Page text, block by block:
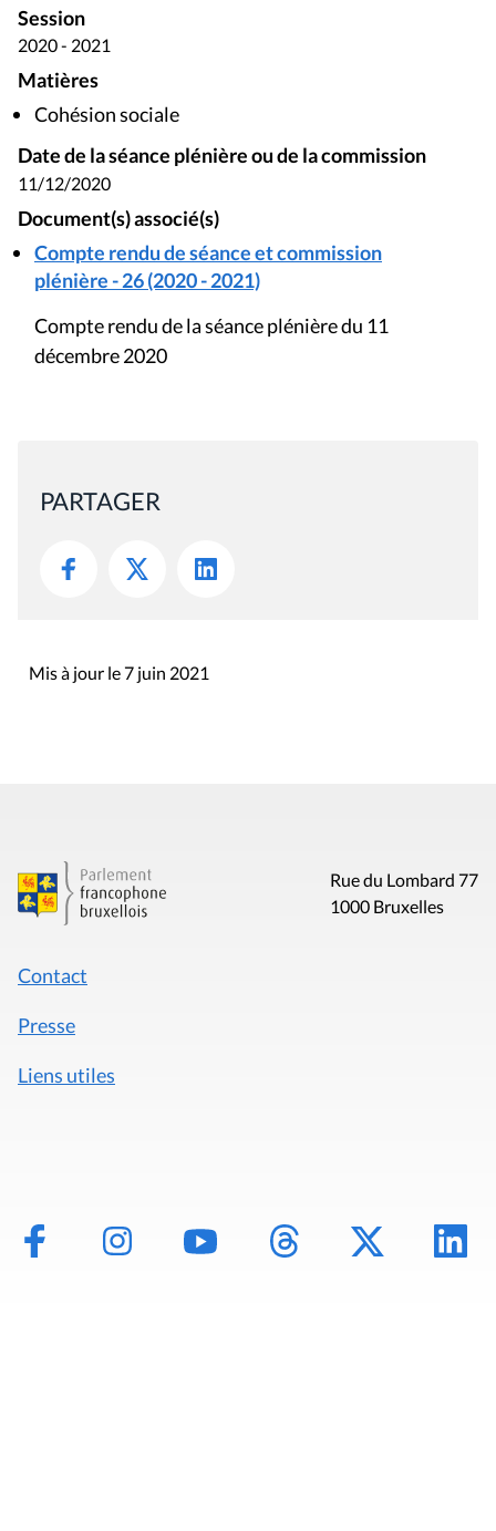
Session
2020 - 2021
Matières
Cohésion sociale
Date de la séance plénière ou de la commission
11/12/2020
Document(s) associé(s)
Compte rendu de séance et commission
plénière - 26 (2020 - 2021)
Compte rendu de la séance plénière du 11
décembre 2020
PARTAGER
Mis à jour le 7 juin 2021
Rue du Lombard 77
1000 Bruxelles
Contact
Presse
Liens utiles